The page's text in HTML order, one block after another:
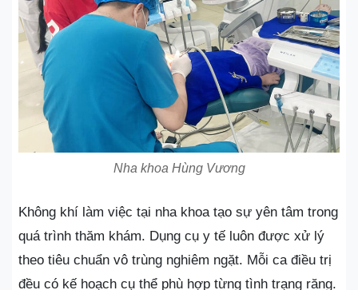
Nha khoa Hùng Vương
Không khí làm việc tại nha khoa tạo sự yên tâm trong
quá trình thăm khám. Dụng cụ y tế luôn được xử lý
theo tiêu chuẩn vô trùng nghiêm ngặt. Mỗi ca điều trị
đều có kế hoạch cụ thể phù hợp từng tình trạng răng.